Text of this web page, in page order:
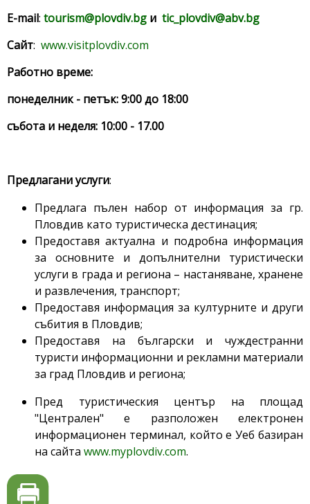
E-mail: tourism@plovdiv.bg и tic_plovdiv@abv.bg
Сайт: www.visitplovdiv.com
Работно време:
понеделник - петък: 9:00 до 18:00
събота и неделя: 10:00 - 17.00
Предлагани услуги:
Предлага пълен набор от информация за гр.
Пловдив като туристическа дестинация;
Предоставя актуална и подробна информация
за основните и допълнителни туристически
услуги в града и региона – настаняване, хранене
и развлечения, транспорт;
Предоставя информация за културните и други
събития в Пловдив;
Предоставя на български и чуждестранни
туристи информационни и рекламни материали
за град Пловдив и региона;
Пред туристическия център на площад
"Централен" е разположен електронен
информационен терминал, който е Уеб базиран
на сайта www.myplovdiv.com.